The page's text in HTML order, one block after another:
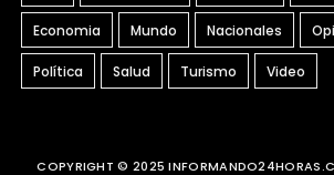
Economia Mundo Nacionales
Política Salud Turismo Video
COPYRIGHT © 2025